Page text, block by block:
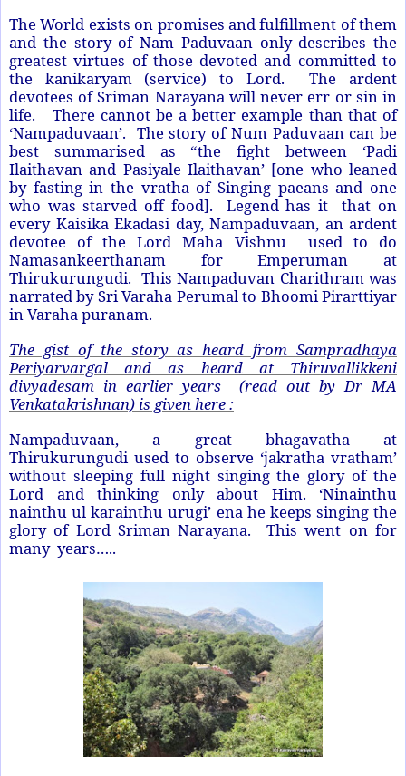
The World exists on promises and fulfillment of them
and the story of Nam Paduvaan only describes the
greatest virtues of those devoted and committed to
the kanikaryam (service) to Lord. The ardent
devotees of Sriman Narayana will never err or sin in
life. There cannot be a better example than that of
‘Nampaduvaan’. The story of Num Paduvaan can be
best summarised as “the fight between ‘Padi
Ilaithavan and Pasiyale Ilaithavan’ [one who leaned
by fasting in the vratha of Singing paeans and one
who was starved off food]. Legend has it that on
every Kaisika Ekadasi day, Nampaduvaan, an ardent
devotee of the Lord Maha Vishnu used to do
Namasankeerthanam for Emperuman at
Thirukurungudi. This Nampaduvan Charithram was
narrated by Sri Varaha Perumal to Bhoomi Pirarttiyar
in Varaha puranam.
The gist of the story as heard from Sampradhaya
Periyarvargal and as heard at Thiruvallikkeni
divyadesam in earlier years (read out by Dr MA
Venkatakrishnan) is given here :
Nampaduvaan, a great bhagavatha at
Thirukurungudi used to observe ‘jakratha vratham’
without sleeping full night singing the glory of the
Lord and thinking only about Him. ‘Ninainthu
nainthu ul karainthu urugi’ ena he keeps singing the
glory of Lord Sriman Narayana. This went on for
many years…..